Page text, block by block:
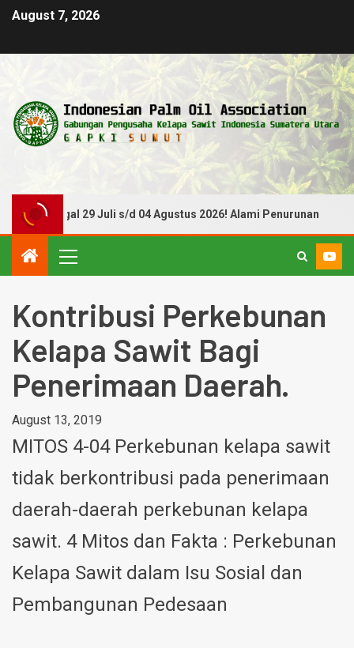
August 7, 2026
Tanggal 29 Juli s/d 04 Agustus 2026! Alami Penurunan
Kontribusi Perkebunan
Kelapa Sawit Bagi
Penerimaan Daerah.
August 13, 2019
MITOS 4-04 Perkebunan kelapa sawit
tidak berkontribusi pada penerimaan
daerah-daerah perkebunan kelapa
sawit. 4 Mitos dan Fakta : Perkebunan
Kelapa Sawit dalam Isu Sosial dan
Pembangunan Pedesaan